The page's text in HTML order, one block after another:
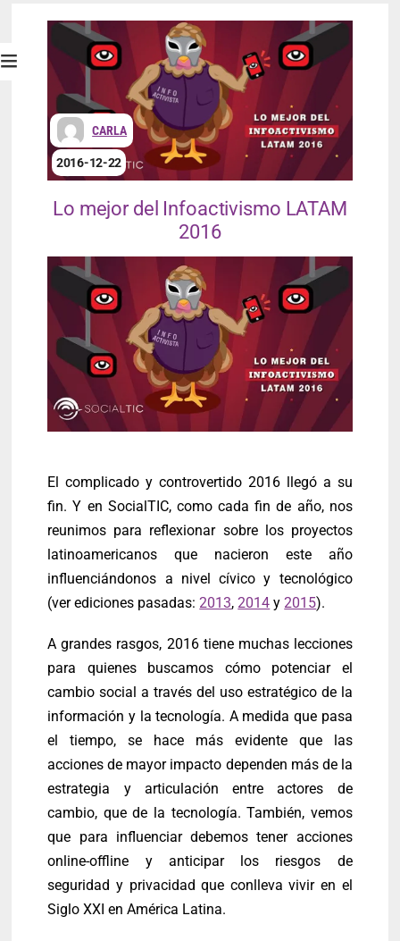
CARLA
2016-12-22
Lo mejor del Infoactivismo LATAM
2016
El complicado y controvertido 2016 llegó a su
fin. Y en SocialTIC, como cada fin de año, nos
reunimos para reflexionar sobre los proyectos
latinoamericanos que nacieron este año
influenciándonos a nivel cívico y tecnológico
(ver ediciones pasadas:2013,2014 y2015).
A grandes rasgos, 2016 tiene muchas lecciones
para quienes buscamos cómo potenciar el
cambio social a través del uso estratégico de la
información y la tecnología. A medida que pasa
el tiempo, se hace más evidente que las
acciones de mayor impacto dependen más de la
estrategia y articulación entre actores de
cambio, que de la tecnología. También, vemos
que para influenciar debemos tener acciones
online-offline y anticipar los riesgos de
seguridad y privacidad que conlleva vivir en el
Siglo XXI en América Latina.